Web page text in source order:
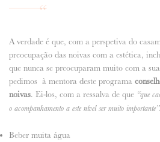
A verdade é que, com a perspetiva do
preocupação das noivas com a estética,
que nunca se preocuparam muito com a
pedimos à mentora deste programa
noivas. Ei-los, com a ressalva de que “que
o acompanhamento a este nível ser muito importante”.
Beber muita água